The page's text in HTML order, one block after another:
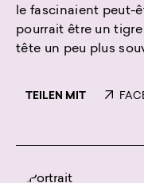
le fascinaient peut-
pourrait être un
tête un peu plus
TEILEN MIT